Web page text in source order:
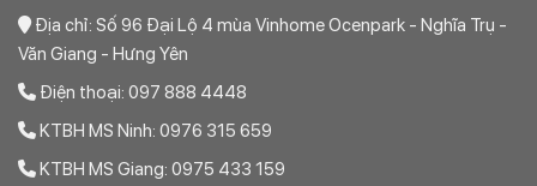
1. Đa dạng về chủng loại và quy cách
Dây điện Trần Phú
thước và mức điện áp khác nhau, đáp ứng linh hoạt cho cả hệ
thống điện nổi, điện âm tường hay đường điện ngầm. Người
dùng có thể dễ dàng lựa chọn loại dây phù hợp cho từng mục
đích thi công cụ thể.
Địa chỉ: Số 96 Đại Lộ 4 mùa Vinhome Ocenpark - Nghĩa Trụ -
Văn Giang - Hưng Yên
Điện thoại: 097 888 4448
KTBH MS Ninh: 0976 315 659
KTBH MS Giang: 0975 433 159